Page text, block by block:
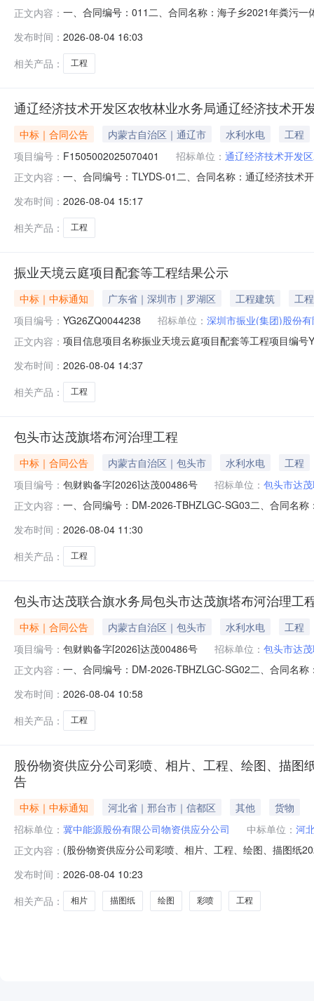
正文内容： 一、合同编号：011二、合同名称：海子乡2021年粪污
联系方式：8800025供应商(乙方)：内蒙古河畅建设工程
18104781010六、合同主要
发布时间： 2026-08-04 16:03
相关产品：
工程
通辽经济技术开发区农牧林业水务局通辽经济技术开
中标｜合同公告 内蒙古自治区｜通辽市 水利水电
工程
项目编号： F1505002025070401 招标单位： 通辽经济技术开发
正文内容： 一、合同编号：TLYDS-01二、合同名称：通辽经济技术
水安装施工有限公司地址：内蒙古自治区通辽市科尔沁
发布时间： 2026-08-04 15:17
相关产品：
工程
振业天境云庭项目配套等工程结果公示
中标｜中标通知 广东省｜深圳市｜罗湖区 工程建筑
工程
项目编号： YG26ZQ0044238 招标单位： 深圳市振业(集团)股份
正文内容： 项目信息项目名称振业天境云庭项目配套等工程项目编
标单位的积极参与。经评审，本次振业天境云庭项目配
发布时间： 2026-08-04 14:37
相关产品：
工程
包头市达茂旗塔布河治理工程
中标｜合同公告 内蒙古自治区｜包头市 水利水电
工程
项目编号： 包财购备字[2026]达茂00486号 招标单位： 包头市达
正文内容： 一、合同编号：DM-2026-TBHZLGC-SG03二、合同名
治区乌兰察布市集宁区盛世嘉华C座1303联系方式：
发布时间： 2026-08-04 11:30
相关产品：
工程
包头市达茂联合旗水务局包头市达茂旗塔布河治理工
中标｜合同公告 内蒙古自治区｜包头市 水利水电
工程
项目编号： 包财购备字[2026]达茂00486号 招标单位： 包头市达
正文内容： 一、合同编号：DM-2026-TBHZLGC-SG02二、合同名
市新城区海拉尔东街曙光国际中科投资大厦1781室联系
发布时间： 2026-08-04 10:58
相关产品：
工程
股份物资供应分公司彩喷、相片、工程、绘图、描
告
中标｜中标通知 河北省｜邢台市｜信都区 其他
货物
招标单位： 冀中能源股份有限公司物资供应分公司 中标单位： 河
正文内容： (股份物资供应分公司彩喷、相片、工程、绘图、描图纸
间2026-07-2418:07公示发布日期2026-08-04二、成交
发布时间： 2026-08-04 10:23
相关产品：
相片 描图纸 绘图 彩喷 工程